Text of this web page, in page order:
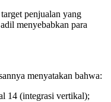
penjualan yang
menyebabkan para
menyatakan bahwa:
14 (integrasi vertikal);